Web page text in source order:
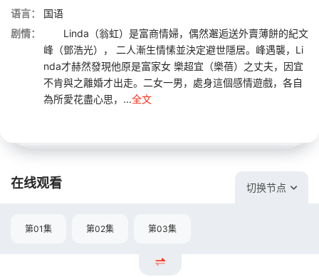
语言：
国语
剧情：
Linda（翁虹）是富商情婦，偶然邂逅送外賣薄餅的紀文
峰（鄧浩光）， 二人漸生情愫並決定避世隱居。峰遇襲，Li
nda才赫然發現他原是富家女 樂超宜（樂蓓）之丈夫，因宜
不肯與之離婚才出走。二女一男，處身這個感情遊戲，各自
為所愛花盡心思，...全文
在线观看 切换节点
第01集 第02集 第03集